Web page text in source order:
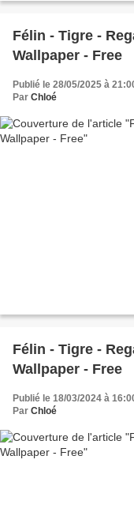
Félin - Tigre -
Wallpaper - Free
Publié le 28/05/2025 à
Par Chloé
Félin - Tigre -
Wallpaper - Free
Publié le 18/03/2024 à
Par Chloé